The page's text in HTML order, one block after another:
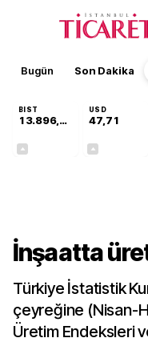
Bugün Son Dakika
BIST
13.896,36
USD
47,71
İnşaatta
Türkiye İstatistik
çeyreğine (Nisan-
Üretim Endeksleri